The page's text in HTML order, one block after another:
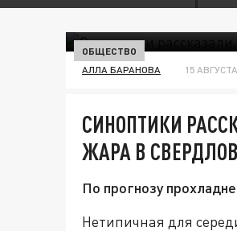
ОБЩЕСТВО
АЛЛА БАРАНОВА 15 АВГУСТА
СИНОПТИКИ
ЖАРА В
По прогнозу
Нетипичная для